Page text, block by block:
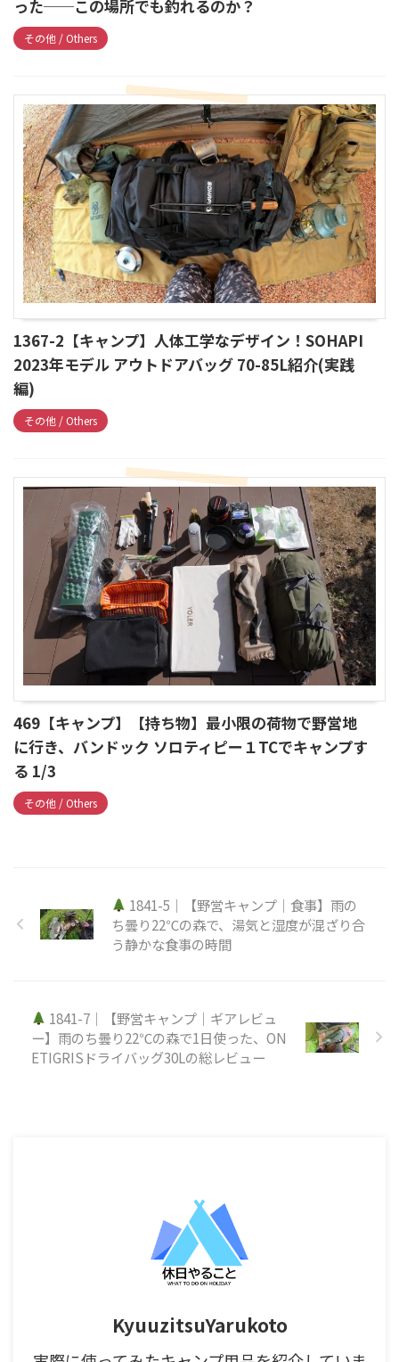
った──この場所でも釣れるのか？
その他 / Others
1367-2【キャンプ】人体工学なデザイン！SOHAPI
2023年モデル アウトドアバッグ 70-85L紹介(実践
編)
その他 / Others
469【キャンプ】【持ち物】最小限の荷物で野営地
に行き、バンドック ソロティピー１TCでキャンプす
る 1/3
その他 / Others
1841-5｜【野営キャンプ｜食事】雨の
ち曇り22℃の森で、湯気と湿度が混ざり合
う静かな食事の時間
1841-7｜【野営キャンプ｜ギアレビュ
ー】雨のち曇り22℃の森で1日使った、ON
ETIGRISドライバッグ30Lの総レビュー
KyuuzitsuYarukoto